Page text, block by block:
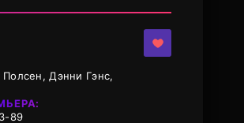
Дэнни Гэнс,
89